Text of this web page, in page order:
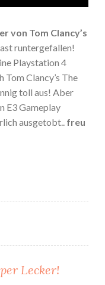
von Tom Clancy’s
runtergefallen!
Playstation 4
Tom Clancy’s The
toll aus! Aber
E3 Gameplay
ausgetobt.. freu
Lecker!